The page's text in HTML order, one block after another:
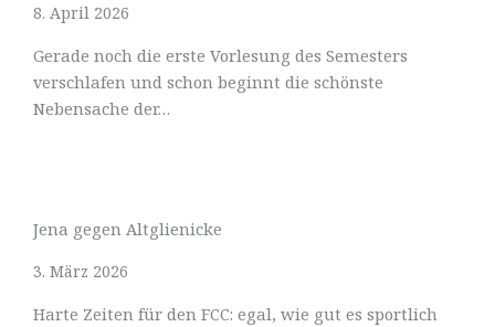
8. April 2026
Gerade noch die erste Vorlesung des Semesters
verschlafen und schon beginnt die schönste
Nebensache der…
Jena gegen Altglienicke
3. März 2026
Harte Zeiten für den FCC: egal, wie gut es sportlich